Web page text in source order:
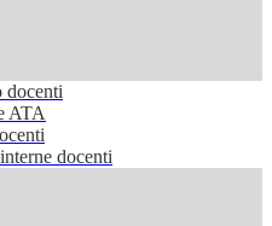
docenti
ATA
docenti